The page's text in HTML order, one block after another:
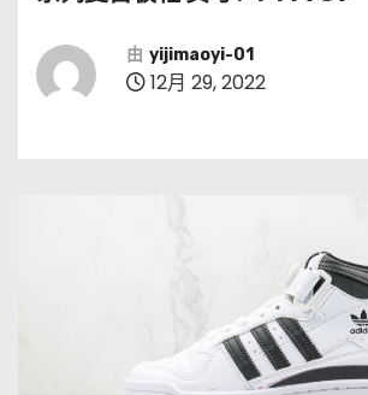
由 yijimaoyi-01
12月 29, 2022